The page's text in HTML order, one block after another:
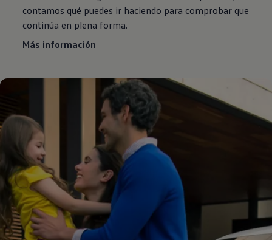
contamos qué puedes ir haciendo para comprobar que
continúa en plena forma.
Más información